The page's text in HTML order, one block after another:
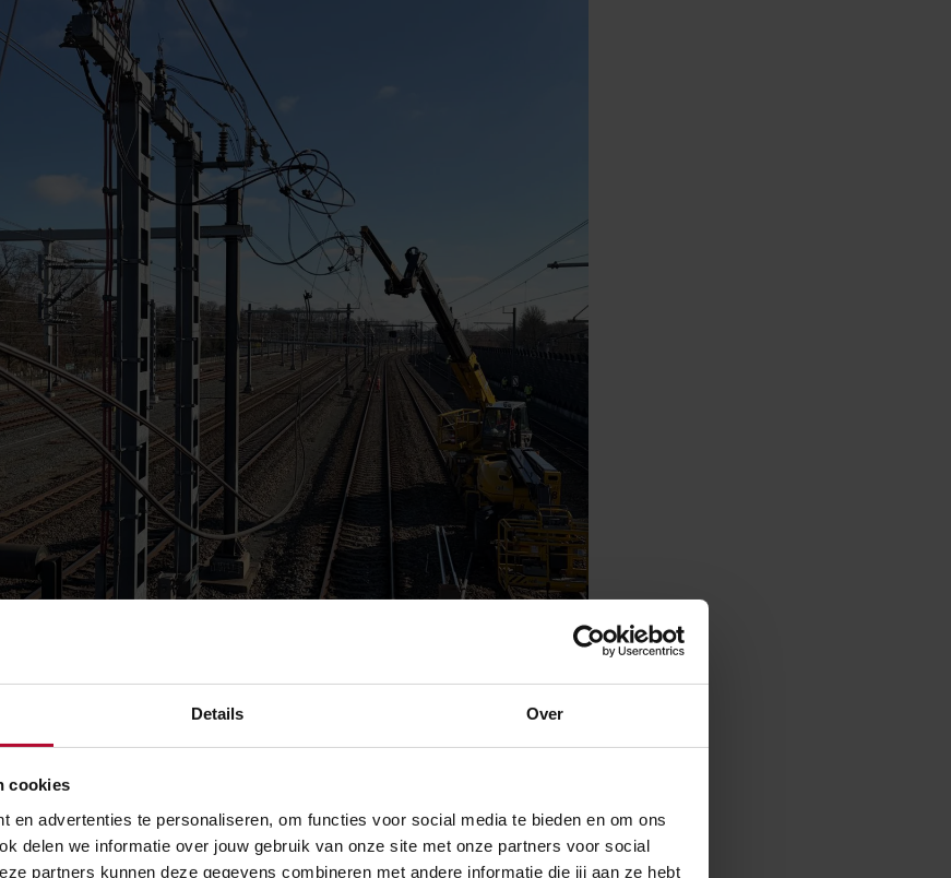
Details Over
cookies
en advertenties te personaliseren, om functies voor social media te bieden en om ons
delen we informatie over jouw gebruik van onze site met onze partners voor social
partners kunnen deze gegevens combineren met andere informatie die jij aan ze hebt
wordt nieuw koperdraad ingehangen.